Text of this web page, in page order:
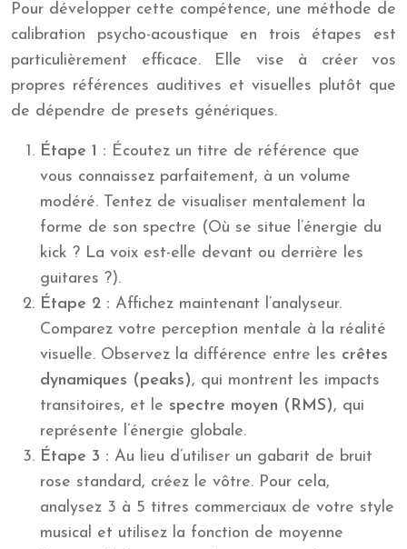
Pour développer cette compétence, une méthode de
calibration psycho-acoustique en trois étapes est
particulièrement efficace. Elle vise à créer vos
propres références auditives et visuelles plutôt que
de dépendre de presets génériques.
Étape 1 : Écoutez un titre de référence que
vous connaissez parfaitement, à un volume
modéré. Tentez de visualiser mentalement la
forme de son spectre (Où se situe l’énergie du
kick ? La voix est-elle devant ou derrière les
guitares ?).
Étape 2 : Affichez maintenant l’analyseur.
Comparez votre perception mentale à la réalité
visuelle. Observez la différence entre les crêtes
dynamiques (peaks), qui montrent les impacts
transitoires, et le spectre moyen (RMS), qui
représente l’énergie globale.
Étape 3 : Au lieu d’utiliser un gabarit de bruit
rose standard, créez le vôtre. Pour cela,
analysez 3 à 5 titres commerciaux de votre style
musical et utilisez la fonction de moyenne